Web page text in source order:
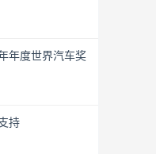
年度世界汽车奖
持